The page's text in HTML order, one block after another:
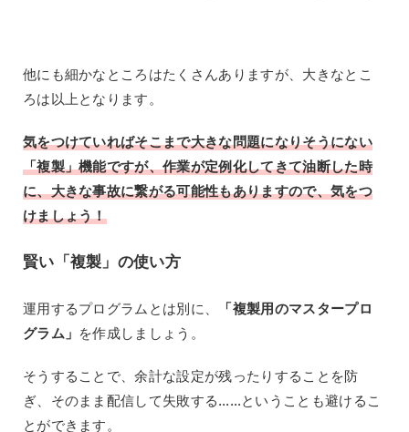
他にも細かなところはたくさんありますが、大きなとこ
ろは以上となります。
気をつけていればそこまで大きな問題になりそうにない
「複製」機能ですが、作業が定例化してきて油断した時
に、大きな事故に繋がる可能性もありますので、気をつ
けましょう！
賢い「複製」の使い方
運用するプログラムとは別に、
「複製用のマスタープロ
グラム」 を作成しましょう。
そうすることで、余計な設定が残ったりすることを防
ぎ、そのまま配信して失敗する……ということも避けるこ
とができます。